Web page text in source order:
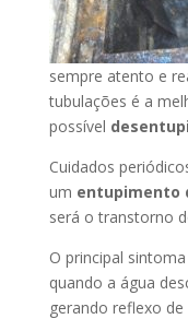
sempre atento e
tubulações é a
possível
Cuidados
um entupimento
será o transtorno
O principal
quando a água
gerando reflexo